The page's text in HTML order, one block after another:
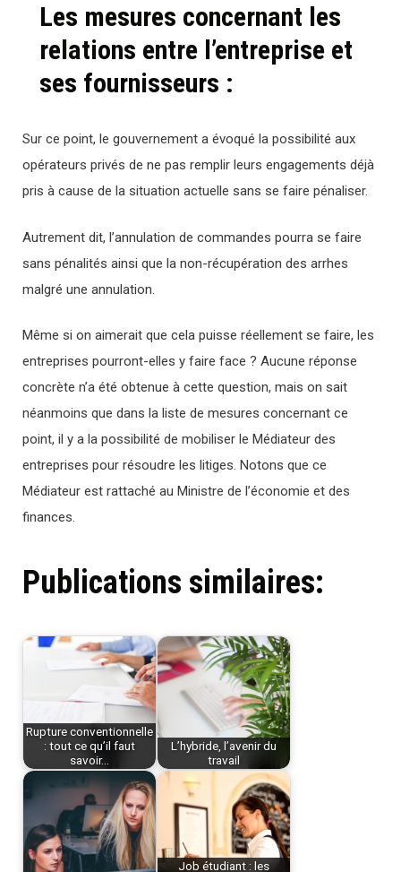
Les mesures concernant les
relations entre l’entreprise et
ses fournisseurs :
Sur ce point, le gouvernement a évoqué la possibilité aux
opérateurs privés de ne pas remplir leurs engagements déjà
pris à cause de la situation actuelle sans se faire pénaliser.
Autrement dit, l’annulation de commandes pourra se faire
sans pénalités ainsi que la non-récupération des arrhes
malgré une annulation.
Même si on aimerait que cela puisse réellement se faire, les
entreprises pourront-elles y faire face ? Aucune réponse
concrète n’a été obtenue à cette question, mais on sait
néanmoins que dans la liste de mesures concernant ce
point, il y a la possibilité de mobiliser le Médiateur des
entreprises pour résoudre les litiges. Notons que ce
Médiateur est rattaché au Ministre de l’économie et des
finances.
Publications similaires:
Rupture conventionnelle
: tout ce qu’il faut
savoir…
L’hybride, l’avenir du
travail
Job étudiant : les